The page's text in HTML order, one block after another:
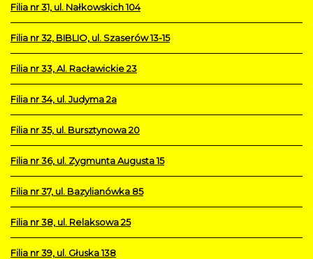
Filia nr 31, ul. Nałkowskich 104
Filia nr 32, BIBLIO, ul. Szaserów 13-15
Filia nr 33, Al. Racławickie 23
Filia nr 34, ul. Judyma 2a
Filia nr 35, ul. Bursztynowa 20
Filia nr 36, ul. Zygmunta Augusta 15
Filia nr 37, ul. Bazylianówka 85
Filia nr 38, ul. Relaksowa 25
Filia nr 39, ul. Głuska 138